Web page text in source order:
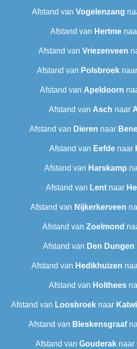
Afstand van Vogelenzang
Afstand van Hertme
Afstand van Vriezenveen
Afstand van Polsbroek naar
Afstand van Apeldoorn
Afstand van Asch naar
Afstand van Dieren naar
Afstand van Eefde naar
Afstand van Harskamp
Afstand van Lent naar
Afstand van Nijkerkerveen
Afstand van Zoelmond
Afstand van Den Dungen
Afstand van Hedikhuizen
Afstand van Holthees
Afstand van Loosbroek naar
Afstand van Bleskensgraaf
Afstand van Gouderak naar